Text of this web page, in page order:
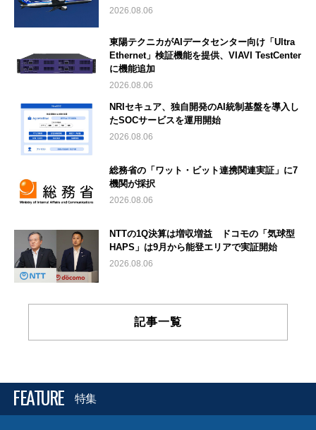
2026.08.06
東陽テクニカがAIデータセンター向け「Ultra
Ethernet」検証機能を提供、VIAVI TestCenter
に機能追加
2026.08.06
NRIセキュア、独自開発のAI統制基盤を導入し
たSOCサービスを運用開始
2026.08.06
総務省の「ワット・ビット連携関連実証」に7
機関が採択
2026.08.06
NTTの1Q決算は増収増益 ドコモの「気球型
HAPS」は9月から能登エリアで実証開始
2026.08.06
記事一覧
FEATURE 特集